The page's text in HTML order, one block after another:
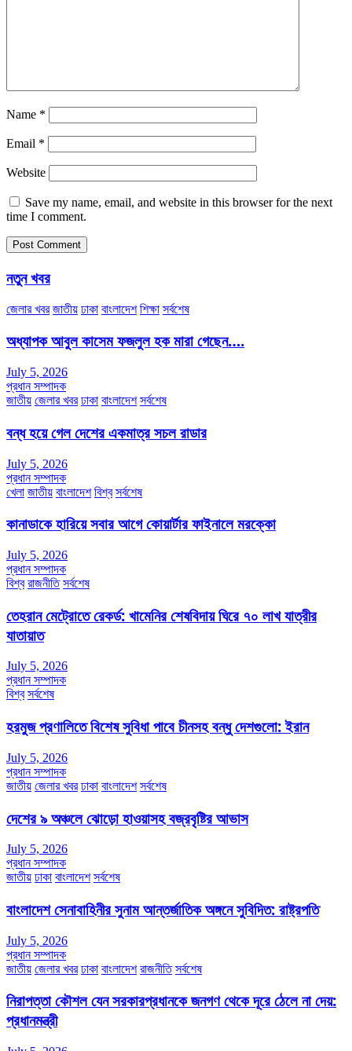
Name *
Email *
Website
Save my name, email, and website in this browser for the next
time I comment.
নতুন খবর
জেলার খবর জাতীয় ঢাকা বাংলাদেশ শিক্ষা সর্বশেষ
অধ্যাপক আবুল কাসেম ফজলুল হক মারা গেছেন….
July 5, 2026
প্রধান সম্পাদক
জাতীয় জেলার খবর ঢাকা বাংলাদেশ সর্বশেষ
বন্ধ হয়ে গেল দেশের একমাত্র সচল রাডার
July 5, 2026
প্রধান সম্পাদক
খেলা জাতীয় বাংলাদেশ বিশ্ব সর্বশেষ
কানাডাকে হারিয়ে সবার আগে কোয়ার্টার ফাইনালে মরক্কো
July 5, 2026
প্রধান সম্পাদক
বিশ্ব রাজনীতি সর্বশেষ
তেহরান মেট্রোতে রেকর্ড: খামেনির শেষবিদায় ঘিরে ৭০ লাখ যাত্রীর
যাতায়াত
July 5, 2026
প্রধান সম্পাদক
বিশ্ব সর্বশেষ
হরমুজ প্রণালিতে বিশেষ সুবিধা পাবে চীনসহ বন্ধু দেশগুলো: ইরান
July 5, 2026
প্রধান সম্পাদক
জাতীয় জেলার খবর ঢাকা বাংলাদেশ সর্বশেষ
দেশের ৯ অঞ্চলে ঝোড়ো হাওয়াসহ বজ্রবৃষ্টির আভাস
July 5, 2026
প্রধান সম্পাদক
জাতীয় ঢাকা বাংলাদেশ সর্বশেষ
বাংলাদেশ সেনাবাহিনীর সুনাম আন্তর্জাতিক অঙ্গনে সুবিদিত: রাষ্ট্রপতি
July 5, 2026
প্রধান সম্পাদক
জাতীয় জেলার খবর ঢাকা বাংলাদেশ রাজনীতি সর্বশেষ
নিরাপত্তা কৌশল যেন সরকারপ্রধানকে জনগণ থেকে দূরে ঠেলে না দেয়:
প্রধানমন্ত্রী